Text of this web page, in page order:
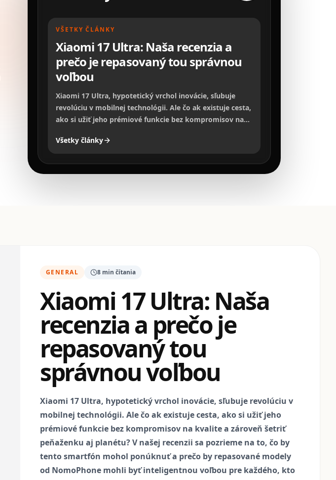
VŠETKY ČLÁNKY
Xiaomi 17 Ultra: Naša recenzia a
prečo je repasovaný tou správnou
voľbou
Xiaomi 17 Ultra, hypotetický vrchol inovácie, sľubuje
revolúciu v mobilnej technológii. Ale čo ak existuje cesta,
ako si užiť jeho prémiové funkcie bez kompromisov na
recenzii sa pozrieme na to, čo by tento smartfón mohol
mohli byť inteligentnou voľbou pre každého, kto hľadá
Všetky články
GENERAL 8 min čítania
Xiaomi 17 Ultra: Naša
recenzia a prečo je
repasovaný tou
správnou voľbou
Xiaomi 17 Ultra, hypotetický vrchol inovácie, sľubuje revolúciu v
mobilnej technológii. Ale čo ak existuje cesta, ako si užiť jeho
prémiové funkcie bez kompromisov na kvalite a zároveň šetriť
peňaženku aj planétu? V našej recenzii sa pozrieme na to, čo by
tento smartfón mohol ponúknuť a prečo by repasované modely
od NomoPhone mohli byť inteligentnou voľbou pre každého, kto